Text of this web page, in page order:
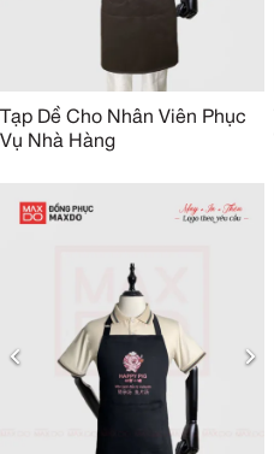
Tạp Dề Cho Nhân Viên Phục
Vụ Nhà Hàng